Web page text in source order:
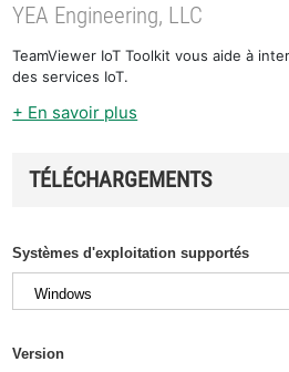
YEA Engineering, LLC
TeamViewer IoT Toolkit vous aide à
des services IoT.
+ En savoir plus
TÉLÉCHARGEMENTS
Systèmes d'exploitation supportés
Version